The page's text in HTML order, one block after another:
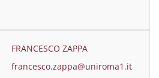
FRANCESCO ZAPPA
francesco.zappa@uniroma1.it